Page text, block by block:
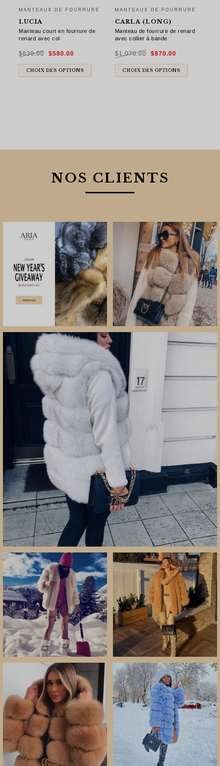
MANTEAUX DE FOURRURE
LUCIA
Manteau court en fourrure de
renard avec col
$830.00
Le
prix
était :
$830.00.
$580.00
est :
$580.00.
CHOIX DES OPTIONS
MANTEAUX DE FOURRURE
CARLA (LONG)
Manteau de fourrure de renard
avec collier à bande
$1,070.00
Le
prix
était :
$1,070.00.
$870.00prix
est :
$870.00.
CHOIX DES OPTIONS
NOS CLIENTS